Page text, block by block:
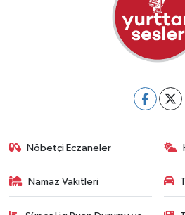
Nöbetçi Eczaneler
Namaz Vakitleri